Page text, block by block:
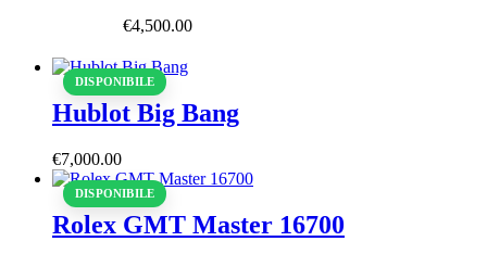
€4,500.00
DISPONIBILE
Hublot Big Bang
€7,000.00
DISPONIBILE
Rolex GMT Master 16700